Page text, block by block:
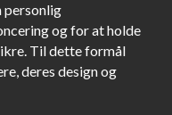
produkter!
personlig
og for at holde
Til dette formål
deres design og